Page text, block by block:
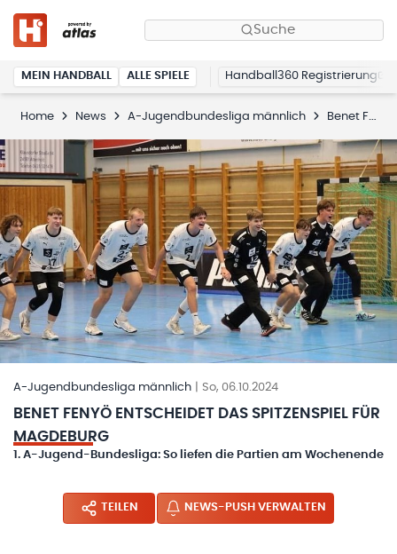
Suche
MEIN HANDBALL ALLE SPIELE Handball360 Registrierung
Home News A-Jugendbundesliga männlich Benet Fenyö entscheidet das Spitzenspiel für Magdeburg
A-Jugendbundesliga männlich So, 06.10.2024
BENET FENYÖ ENTSCHEIDET DAS SPITZENSPIEL FÜR
MAGDEBURG
1. A-Jugend-Bundesliga: So liefen die Partien am Wochenende
TEILEN NEWS-PUSH VERWALTEN